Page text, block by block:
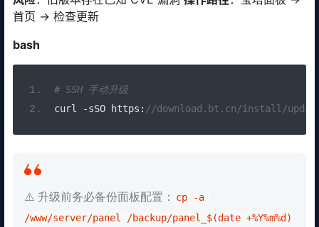
首页 → 检查更新
bash
# SSH 手动升级
curl
-sSO https : //download.bt.cn/install/
⚠️ 升级前务必备份面板配置：
cp -a
/www/server/panel /backup/panel_$(date +%Y%m%d)